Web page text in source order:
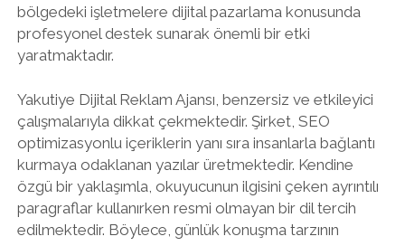
bölgedeki işletmelere dijital pazarlama konusunda
profesyonel destek sunarak önemli bir etki
yaratmaktadır.
Yakutiye Dijital Reklam Ajansı, benzersiz ve etkileyici
çalışmalarıyla dikkat çekmektedir. Şirket, SEO
optimizasyonlu içeriklerin yanı sıra insanlarla bağlantı
kurmaya odaklanan yazılar üretmektedir. Kendine
özgü bir yaklaşımla, okuyucunun ilgisini çeken ayrıntılı
paragraflar kullanırken resmi olmayan bir dil tercih
edilmektedir. Böylece, günlük konuşma tarzının